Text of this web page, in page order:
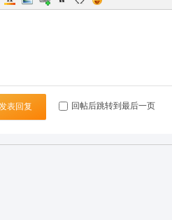
发表回复 回帖后跳转到最后一页